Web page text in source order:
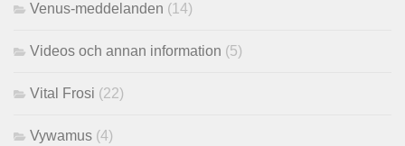
Venus-meddelanden (14)
Videos och annan information (5)
Vital Frosi (22)
Vywamus (4)